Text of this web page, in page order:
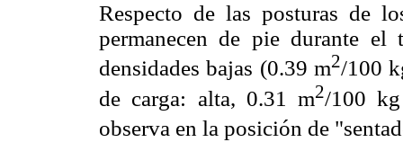
Respecto de las posturas de
permanecen de pie durante el
densidades bajas (0.39 m2/100
de carga: alta, 0.31 m2/100
observa en la posición de